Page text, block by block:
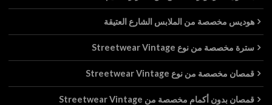
هوديس مخصصة من الملابس الشارع العتيقة
سترة مخصصة من نوع Streetwear Vintage
قمصان مخصصة من نوع Streetwear Vintage
قمصان بدون أكمام مخصصة من Streetwear Vintage